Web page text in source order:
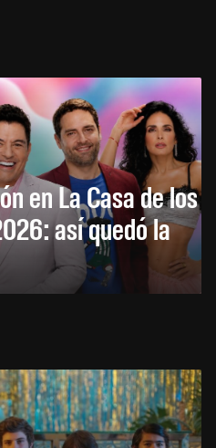
en La Casa de los
así quedó la